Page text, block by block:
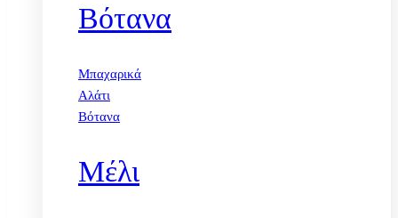
Βότανα
Μπαχαρικά
Αλάτι
Βότανα
Μέλι